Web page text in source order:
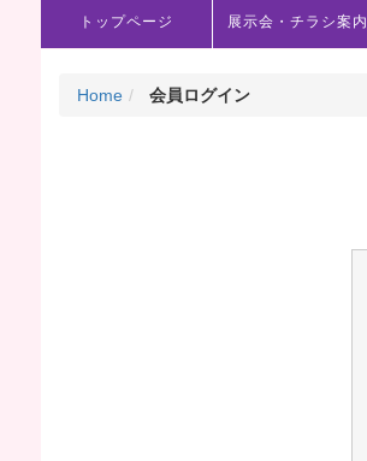
トップページ 展示会・チラシ案内
Home 会員ログイン